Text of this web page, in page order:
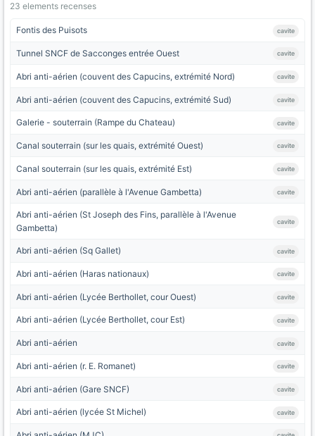
23 elements recenses
Fontis des Puisots cavite
Tunnel SNCF de Sacconges entrée Ouest cavite
Abri anti-aérien (couvent des Capucins, extrémité Nord) cavite
Abri anti-aérien (couvent des Capucins, extrémité Sud) cavite
Galerie - souterrain (Rampe du Chateau) cavite
Canal souterrain (sur les quais, extrémité Ouest) cavite
Canal souterrain (sur les quais, extrémité Est) cavite
Abri anti-aérien (parallèle à l'Avenue Gambetta) cavite
Abri anti-aérien (St Joseph des Fins, parallèle à l'Avenue
Gambetta)
cavite
Abri anti-aérien (Sq Gallet) cavite
Abri anti-aérien (Haras nationaux) cavite
Abri anti-aérien (Lycée Berthollet, cour Ouest) cavite
Abri anti-aérien (Lycée Berthollet, cour Est) cavite
Abri anti-aérien cavite
Abri anti-aérien (r. E. Romanet) cavite
Abri anti-aérien (Gare SNCF) cavite
Abri anti-aérien (lycée St Michel) cavite